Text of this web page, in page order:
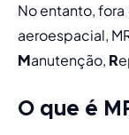
No entanto,
aeroespacial,
Manutenção, R
O que é